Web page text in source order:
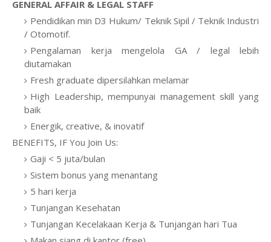
GENERAL AFFAIR & LEGAL STAFF
Pendidikan min D3 Hukum/ Teknik Sipil / Teknik Industri
/ Otomotif.
Pengalaman kerja mengelola GA / legal lebih
diutamakan
Fresh graduate dipersilahkan melamar
High Leadership, mempunyai management skill yang
baik
Energik, creative, & inovatif
BENEFITS, IF You Join Us:
Gaji < 5 juta/bulan
Sistem bonus yang menantang
5 hari kerja
Tunjangan Kesehatan
Tunjangan Kecelakaan Kerja & Tunjangan hari Tua